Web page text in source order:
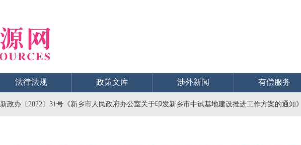
法律法规 政策文库 涉外新闻 有偿服务
新政办〔2022〕31号《新乡市人民政府办公室关于印发新乡市中试基地建设推进工作方案的通知》